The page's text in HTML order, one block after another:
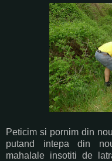
Peticim si pornim din
putand intepa din
mahalale insotiti de